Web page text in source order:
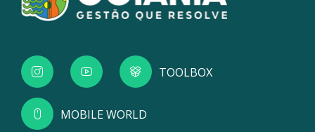
TOOLBOX
MOBILE WORLD